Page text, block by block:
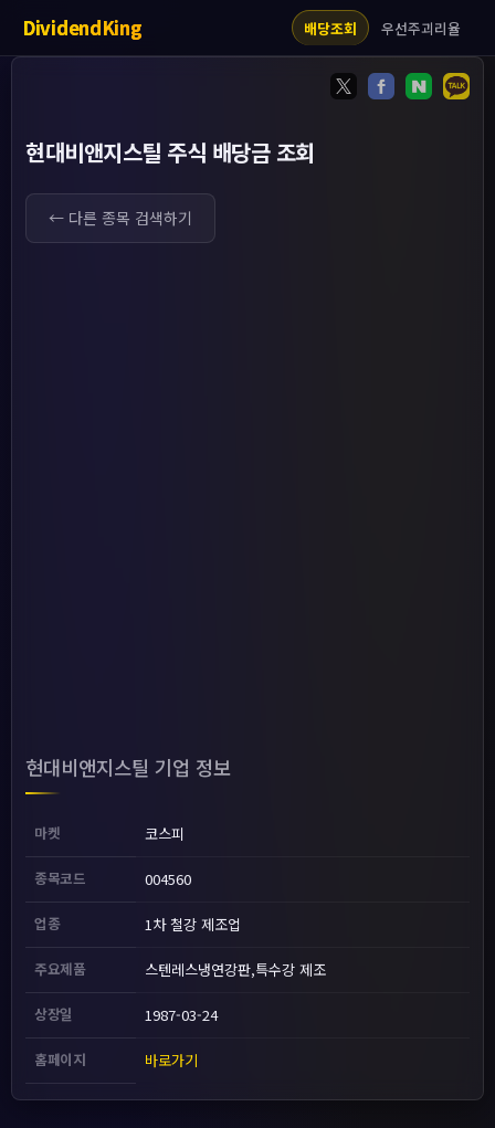
DividendKing 배당조회 우선주괴리율
현대비앤지스틸 주식 배당금 조회
← 다른 종목 검색하기
현대비앤지스틸 기업 정보
마켓 코스피
종목코드 004560
업종 1차 철강 제조업
주요제품 스텐레스냉연강판,특수강 제조
상장일 1987-03-24
홈페이지 바로가기